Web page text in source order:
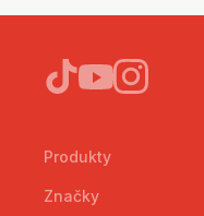
Produkty
Značky